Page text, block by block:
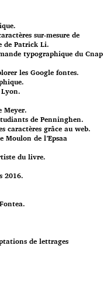
sur-mesure de
de Patrick Li.
typographique du Cnap
les Google fontes.
Meyer.
de Penninghen.
caractères grâce au web.
Moulon de l’Epsaa
du livre.
2016.
de lettrages